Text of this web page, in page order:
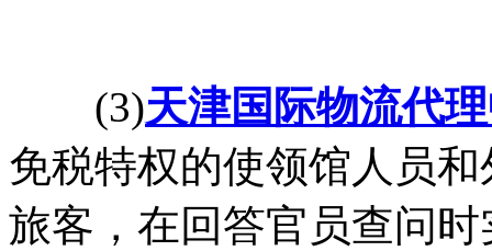
(3)天津国际物流代
免税特权的使领馆人员
旅客，在回答官员查问